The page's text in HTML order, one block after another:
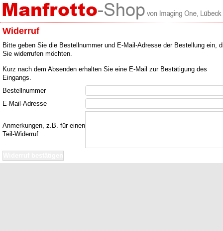
Widerruf
Bitte geben Sie die Bestellnummer und E-Mail-Adresse der Bestellung ein,
Sie widerrufen möchten.
Kurz nach dem Absenden erhalten Sie eine E-Mail zur Bestätigung des
Eingangs.
Bestellnummer
E-Mail-Adresse
Anmerkungen, z.B. für einen
Teil-Widerruf